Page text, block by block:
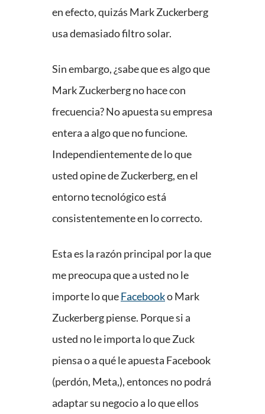
en efecto, quizás Mark Zuckerberg
usa demasiado filtro solar.
Sin embargo, ¿sabe que es algo que
Mark Zuckerberg no hace con
frecuencia? No apuesta su empresa
entera a algo que no funcione.
Independientemente de lo que
usted opine de Zuckerberg, en el
entorno tecnológico está
consistentemente en lo correcto.
Esta es la razón principal por la que
me preocupa que a usted no le
importe lo queFacebooko Mark
Zuckerberg piense. Porque si a
usted no le importa lo que Zuck
piensa o a qué le apuesta Facebook
(perdón, Meta,), entonces no podrá
adaptar su negocio a lo que ellos